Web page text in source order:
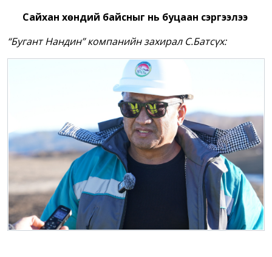
Сайхан хөндий байсныг нь буцаан сэргээлээ
“Бугант Нандин” компанийн захирал С.Батсүх: